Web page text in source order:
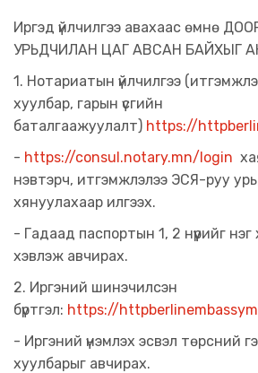
Иргэд үйлчилгээ авахаас өмнө
УРЬДЧИЛАН ЦАГ АВСАН БАЙХЫГ
1. Нотариатын үйлчилгээ
хуулбар, гарын үсгийн
баталгаажуулалт) https://
- https://consul.notary.mn/login
нэвтэрч, итгэмжлэлээ ЭСЯ-руу
хянуулахаар илгээх.
- Гадаад паспортын 1, 2 нүүрийг
хэвлэж авчирах.
2. Иргэний шинэчилсэн
бүртгэл: https://
- Иргэний үнэмлэх эсвэл төрсний
хуулбарыг авчирах.